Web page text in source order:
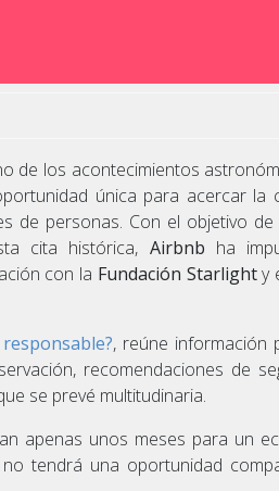
de los acontecimientos
única para acercar la
de personas. Con el objetivo de
cita histórica, Airbnb ha
con la Fundación Starlighty
, reúne información
recomendaciones de
se prevé multitudinaria.
apenas unos meses para un
tendrá una oportunidad